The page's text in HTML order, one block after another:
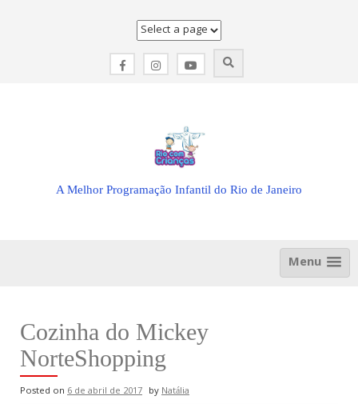
A Melhor Programação Infantil do Rio de Janeiro
Menu
Cozinha do Mickey
NorteShopping
Posted on 6 de abril de 2017 byNatália